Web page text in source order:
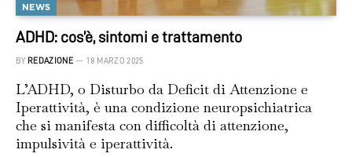
NEWS
ADHD: cos’è, sintomi e trattamento
BY REDAZIONE 18 MARZO 2025
L’ADHD, o Disturbo da Deficit di Attenzione e
Iperattività, è una condizione neuropsichiatrica
che si manifesta con difficoltà di attenzione,
impulsività e iperattività.